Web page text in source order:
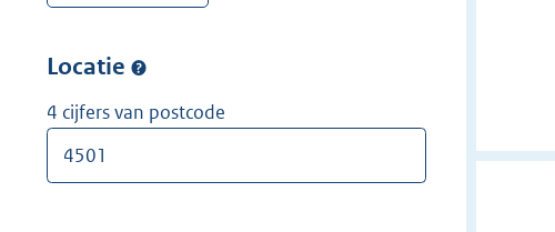
w
e
r
j
d
i
Locatie
4 cijfers van postcode